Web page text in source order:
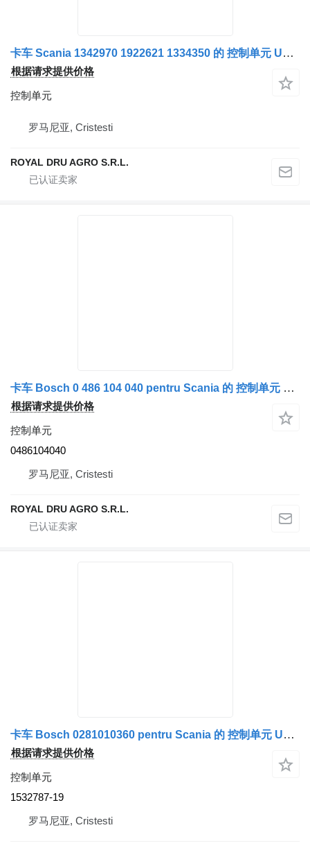
卡车 Scania 1342970 1922621 1334350 的 控制单元 Unitate de Control ABS
根据请求提供价格
控制单元
罗马尼亚, Cristesti
ROYAL DRU AGRO S.R.L.
卡车 Bosch 0 486 104 040 pentru Scania 的 控制单元 Unitate de Control ABS 0486104040
根据请求提供价格
控制单元
0486104040
罗马尼亚, Cristesti
ROYAL DRU AGRO S.R.L.
卡车 Bosch 0281010360 pentru Scania 的 控制单元 Unitate de Control Cutie de Viteze ECU 1532787-19
根据请求提供价格
控制单元
1532787-19
罗马尼亚, Cristesti